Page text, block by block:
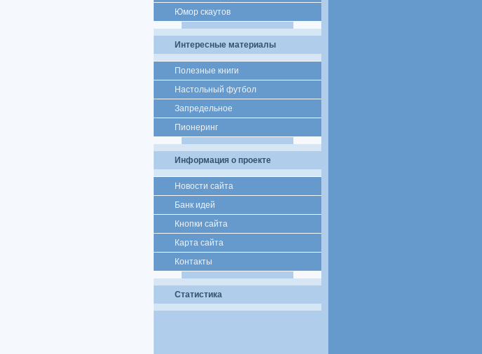
Юмор скаутов
Интересные материалы
Полезные книги
Настольный футбол
Запредельное
Пионеринг
Информация о проекте
Новости сайта
Банк идей
Кнопки сайта
Карта сайта
Контакты
Статистика